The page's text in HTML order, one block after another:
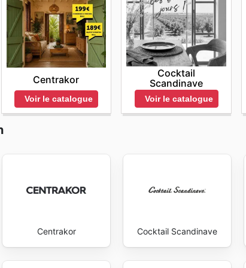
Centrakor
Voir le catalogue
Cocktail
Scandinave
Voir le catalogue
Centrakor Cocktail Scandinave